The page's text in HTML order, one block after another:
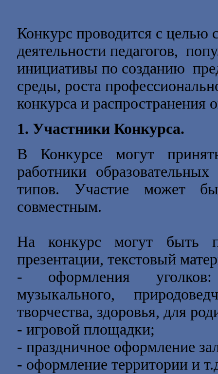
Конкурс проводится с целью
деятельности педагогов,
инициативы по созданию
среды, роста
конкурса и распространения
1. Участники Конкурса.
В Конкурсе могут
работники
типов. Участие может
совместным.
На конкурс могут быть
презентации, текстовый
- оформления уголков:
музыкального,
творчества, здоровья, для
- игровой площадки;
- праздничное оформление
- оформление территории и